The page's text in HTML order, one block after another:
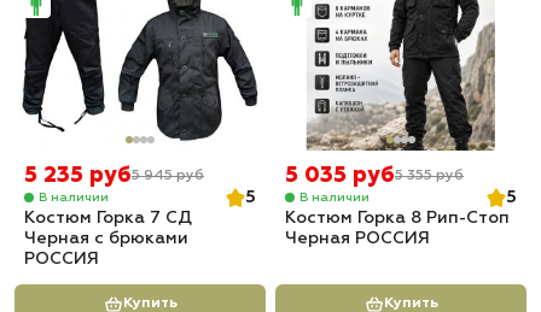
5 235 руб5 945 руб
В наличии
5
Костюм Горка 7 СД
Черная с брюками
РОССИЯ
Купить
5 035 руб5 355 руб
В наличии
5
Костюм Горка 8 Рип-Стоп
Черная РОССИЯ
Купить